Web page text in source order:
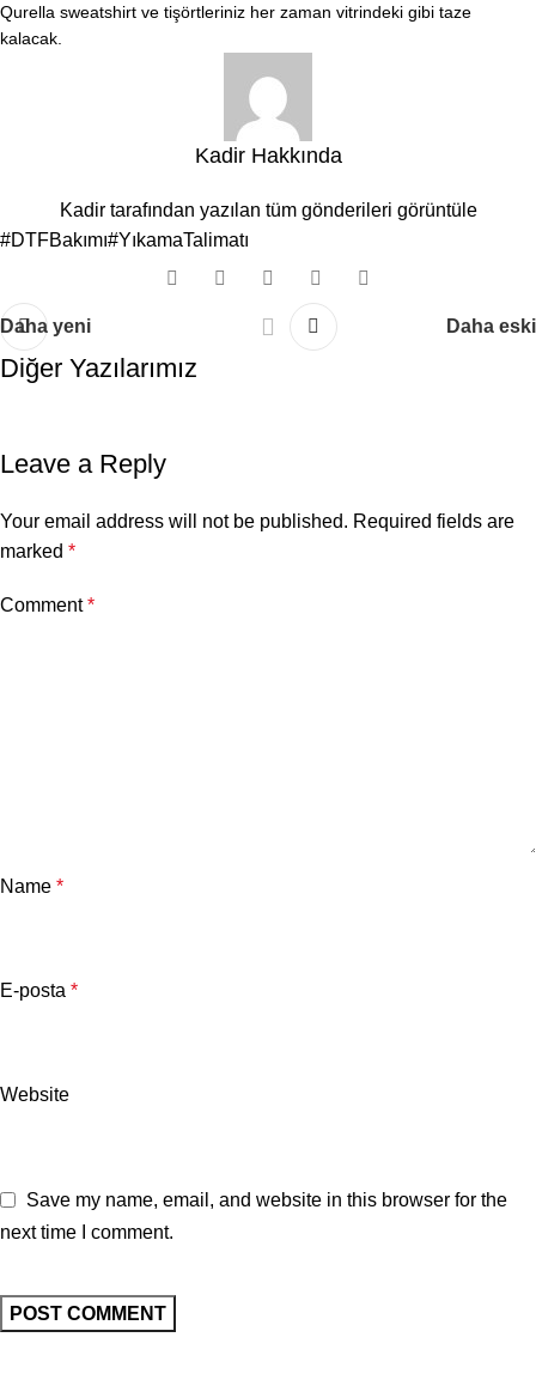
Qurella sweatshirt ve tişörtleriniz her zaman vitrindeki gibi taze
kalacak.
Kadir Hakkında
Kadir tarafından yazılan tüm gönderileri görüntüle
#DTFBakımı#YıkamaTalimatı
Daha yeni Daha eski
Diğer Yazılarımız
Leave a Reply
Your email address will not be published. Required fields are
marked *
Comment*
Name *
E-posta *
Website
Save my name, email, and website in this browser for the
next time I comment.